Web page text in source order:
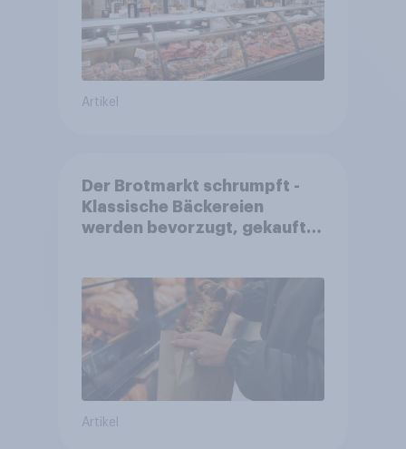
Artikel
Der Brotmarkt schrumpft -
Klassische Bäckereien
werden bevorzugt, gekauft
Artikel